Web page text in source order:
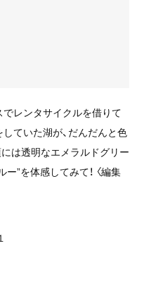
レンタサイクルを借りて
ていた湖が、だんだんと色
は透明なエメラルドグリー
”を体感してみて！ 〈編集